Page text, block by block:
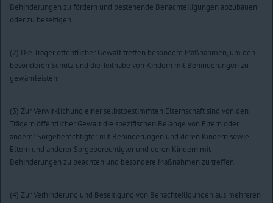
Behinderungen zu fördern und bestehende Benachteiligungen abzubauen
oder zu beseitigen.
(2) Die Träger öffentlicher Gewalt treffen besondere Maßnahmen, um den
besonderen Schutz und die Teilhabe von Kindern mit Behinderungen zu
gewährleisten.
(3) Zur Verwirklichung einer selbstbestimmten Elternschaft sind von den
Trägern öffentlicher Gewalt die spezifischen Belange von Eltern oder
anderer Sorgeberechtigter mit Behinderungen und deren Kindern sowie
Eltern und anderer Sorgeberechtigter und deren Kindern mit
Behinderungen zu beachten und besondere Maßnahmen zu treffen.
(4) Zur Verhinderung und Beseitigung von Benachteiligungen aus mehreren